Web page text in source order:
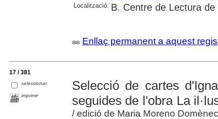
Localització: B. Centre de Lectura de
Enllaç permanent a aquest
17 / 381
seleccionar
imprimir
Selecció de cartes
seguides de l'obra La
/ edició de Maria Moreno